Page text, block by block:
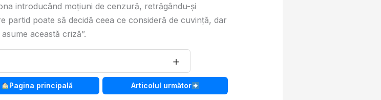
introducând moţiuni de cenzură, retrăgându-şi
partid poate să decidă ceea ce consideră de cuvinţă, dar
această criză”.
＋
Pagina principală Articolul următor